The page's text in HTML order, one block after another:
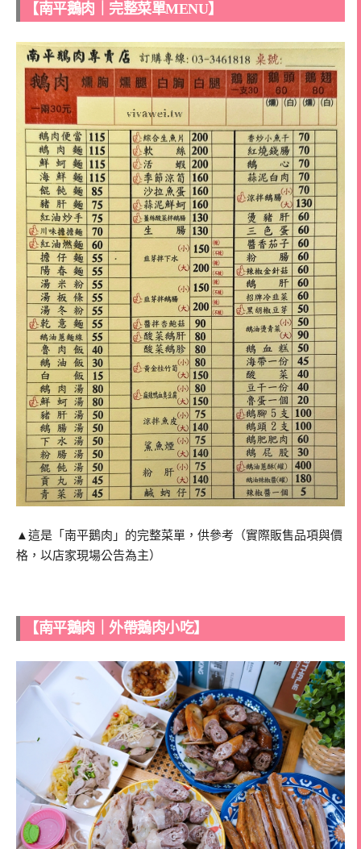
【南平鵝肉｜完整菜單MENU】
▲這是「南平鵝肉」的完整菜單，供參考（實際販售品項與價
格，以店家現場公告為主）
【南平鵝肉｜外帶鵝肉小吃】